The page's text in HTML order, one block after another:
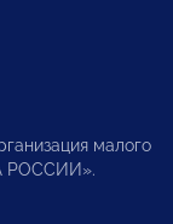
малого
РОССИИ».